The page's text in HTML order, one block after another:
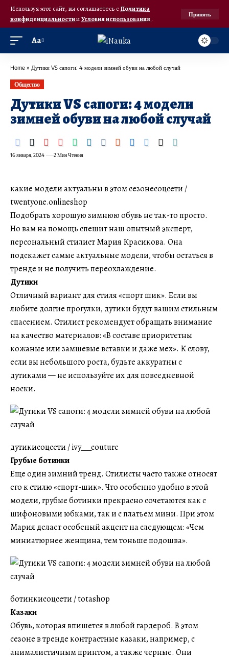
Используя этот сайт, вы соглашаетесь с Политика
конфиденциальностииУсловия использования.
Принять
Аа
Home » Дутики VS сапоги: 4 модели зимней обуви на любой случай
Общество
Дутики VS сапоги: 4 модели
зимней обуви на любой случай
16 января, 2024 2 Мин Чтения
какие модели актуальны в этом сезонесоцсети /
twentyone.onlineshop
Подобрать хорошую зимнюю обувь не так-то просто.
Но вам на помощь спешит наш опытный эксперт,
персональный стилист Мария Красикова. Она
подскажет самые актуальные модели, чтобы остаться в
тренде и не получить переохлаждение.
Дутики
Отличный вариант для стиля «спорт шик». Если вы
любите долгие прогулки, дутики будут вашим стильным
спасением. Стилист рекомендует обращать внимание
на качество материалов: «В составе приоритетны
кожаные или замшевые вставки и даже мех». К слову,
если вы небольшого роста, будьте аккуратны с
дутиками — не используйте их для повседневной
носки.
дутикисоцсети / ivy___couture
Грубые ботинки
Еще один зимний тренд. Стилисты часто также относят
его к стилю «спорт-шик». Что особенно удобно в этой
модели, грубые ботинки прекрасно сочетаются как с
шифоновыми юбками, так и с платьем мини. При этом
Мария делает особеный акцент на следующем: «Чем
миниатюрнее женщина, тем тоньше подошва».
ботинкисоцсети / totash0p
Казаки
Обувь, которая впишется в любой гардероб. В этом
сезоне в тренде контрастные казаки, например, с
анималистичным принтом, а также черные. Они